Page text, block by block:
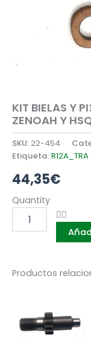
KIT BIELAS Y
ZENOAH Y
SKU:22-454
Etiqueta:R12A_TRA
44,35€
Quantity
KIT
BIELAS
PI?
KOMATSU
cantidad
Productos